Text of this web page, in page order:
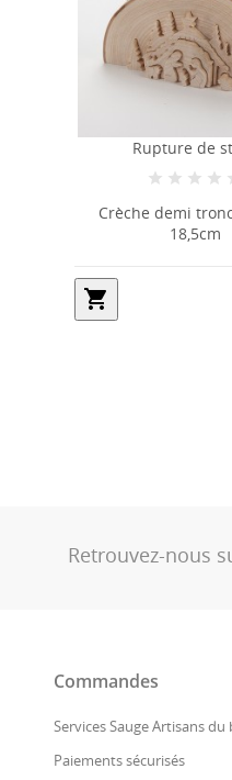
d'arbre
Retrouvez-nous
Commandes
Services Sauge Artisans du
Paiements sécurisés